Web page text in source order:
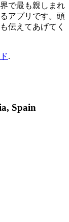
で最も親しまれ
アプリです。頭
伝えてあげてく
.
Spain